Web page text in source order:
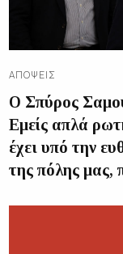
ΑΠΌΨΕΙΣ
Ο Σπύρος
Εμείς απλά
έχει υπό την
της πόλης μας,